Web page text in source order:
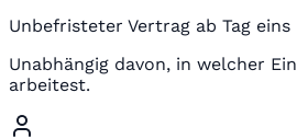
Unbefristeter Vertrag ab Tag eins
Unabhängig davon, in welcher
arbeitest.